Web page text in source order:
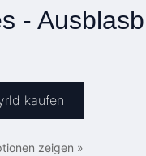
-
kaufen
zeigen »